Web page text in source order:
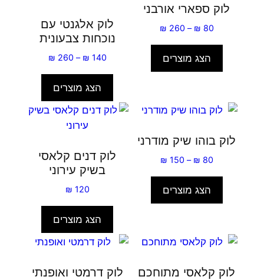
לוק ספארי אורבני
₪ 80
–
₪ 260
הצג מוצרים
לוק אלגנטי עם
נוכחות צבעונית
₪ 140
–
₪ 260
⁦₪ 260⁩
הצג מוצרים
לוק בוהו שיק מודרני
₪ 80
–
₪ 150
הצג מוצרים
לוק דנים קלאסי
בשיק עירוני
₪ 120
הצג מוצרים
לוק קלאסי מתוחכם לוק דרמטי ואופנתי